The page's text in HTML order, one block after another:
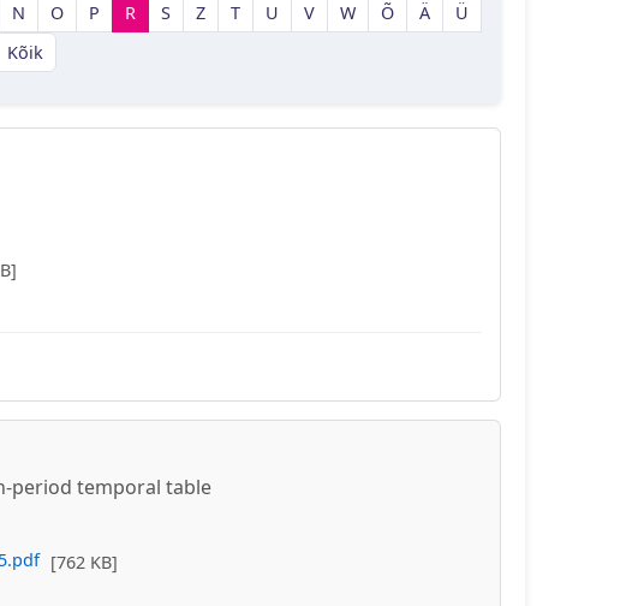
N O P R S Z T U V W Õ Ä
Ü
Kõik
period temporal table
[762 KB]